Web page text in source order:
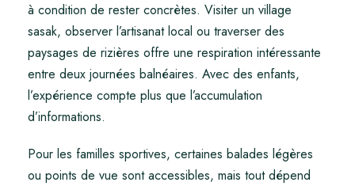
à condition de rester concrètes. Visiter un village
sasak, observer l’artisanat local ou traverser des
paysages de rizières offre une respiration intéressante
entre deux journées balnéaires. Avec des enfants,
l’expérience compte plus que l’accumulation
d’informations.
Pour les familles sportives, certaines balades légères
ou points de vue sont accessibles, mais tout dépend